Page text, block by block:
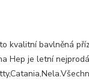
kvalitní bavlněná
Hep je letní